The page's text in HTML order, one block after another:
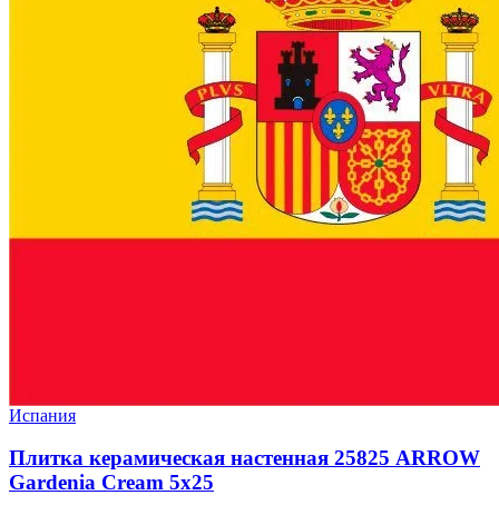
Испания
Плитка керамическая настенная 25825 ARROW
Gardenia Cream 5х25